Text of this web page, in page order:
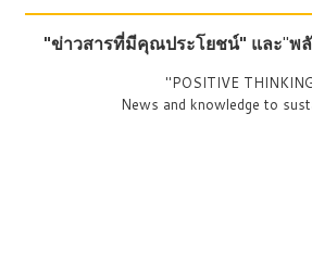
"ข่าวสารที่มีคุณประโยชน์" และ"พ
"POSITIVE
News and knowledge to